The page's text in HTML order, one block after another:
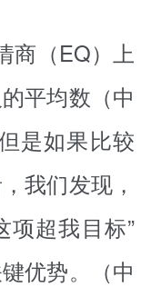
商（EQ）上
平均数（中
是如果比较
我们发现，
项超我目标”
优势。（中